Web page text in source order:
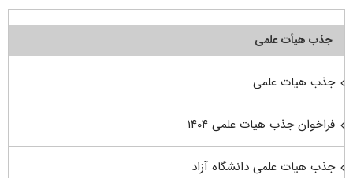
جذب هیأت علمی
جذب هیات علمی
فراخوان جذب هیات علمی ۱۴۰۴
جذب هیات علمی دانشگاه آزاد